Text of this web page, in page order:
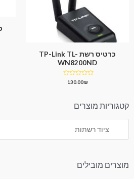
כרטיס רשת TP-Link TL-
WN8200ND
דורג130.00₪
קטגוריות מוצרים
מוצרים מובילים